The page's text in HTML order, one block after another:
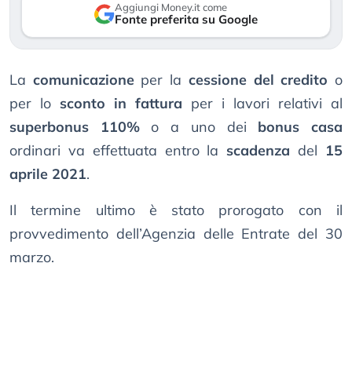
Aggiungi Money.it come
Fonte preferita su Google
La comunicazioneper la cessione del credito o
per lo sconto in fattura per i lavori relativi al
superbonus 110%o a uno dei bonus casa
ordinari va effettuata entro la scadenza del 15
aprile 2021.
Il termine ultimo è stato prorogato con il
provvedimento dell’Agenzia delle Entrate del 30
marzo.